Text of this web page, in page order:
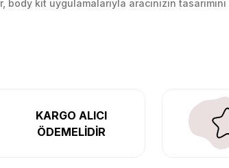
kit uygulamalarıyla aracınızın
KARGO ALICI
ÖDEMELİDİR